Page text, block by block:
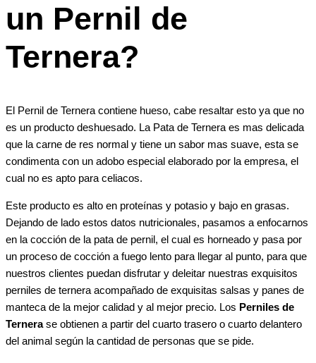
un Pernil de
Ternera?
El Pernil de Ternera contiene hueso, cabe resaltar esto ya que no
es un producto deshuesado. La Pata de Ternera es mas delicada
que la carne de res normal y tiene un sabor mas suave, esta se
condimenta con un adobo especial elaborado por la empresa, el
cual no es apto para celiacos.
Este producto es alto en proteínas y potasio y bajo en grasas.
Dejando de lado estos datos nutricionales, pasamos a enfocarnos
en la cocción de la pata de pernil, el cual es horneado y pasa por
un proceso de cocción a fuego lento para llegar al punto, para que
nuestros clientes puedan disfrutar y deleitar nuestras exquisitos
perniles de ternera acompañado de exquisitas salsas y panes de
manteca de la mejor calidad y al mejor precio. Los Perniles de
Ternerase obtienen a partir del cuarto trasero o cuarto delantero
del animal según la cantidad de personas que se pide.